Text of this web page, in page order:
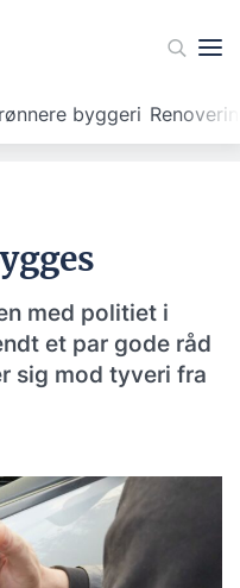
byggeri
med politiet i
et par gode råd
sig mod tyveri fra